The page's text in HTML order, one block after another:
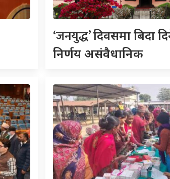
‘जनयुद्ध’दिवसमा बिदा
निर्णय असंवैधानिक